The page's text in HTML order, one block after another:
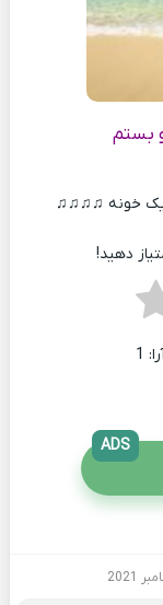
بستم
خونه ♫♫♫♫
دهید!
1
ADS